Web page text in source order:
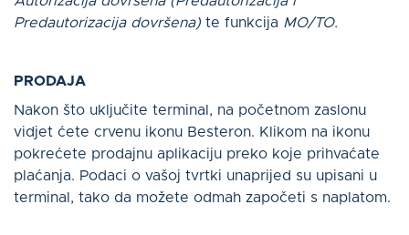
Predautorizacija dovršena) te funkcija MO/TO.
PRODAJA
Nakon što uključite terminal, na početnom zaslonu
vidjet ćete crvenu ikonu Besteron. Klikom na ikonu
pokrećete prodajnu aplikaciju preko koje prihvaćate
plaćanja. Podaci o vašoj tvrtki unaprijed su upisani u
terminal, tako da možete odmah započeti s naplatom.